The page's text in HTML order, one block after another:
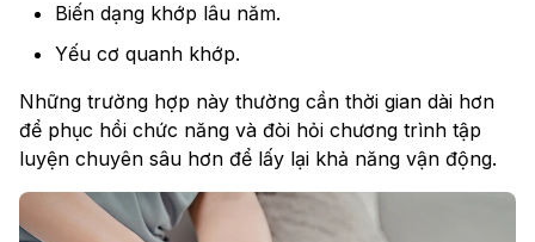
Biến dạng khớp lâu năm.
Yếu cơ quanh khớp.
Những trường hợp này thường cần thời gian dài hơn
để phục hồi chức năng và đòi hỏi chương trình tập
luyện chuyên sâu hơn để lấy lại khả năng vận động.